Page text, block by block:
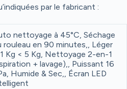
par le fabricant :
nettoyage à 45°C, Séchage
rouleau en 90 minutes,, Léger
Kg < 5 Kg, Nettoyage 2-en-1
+ lavage),, Puissant 16
Humide & Sec,, Écran LED